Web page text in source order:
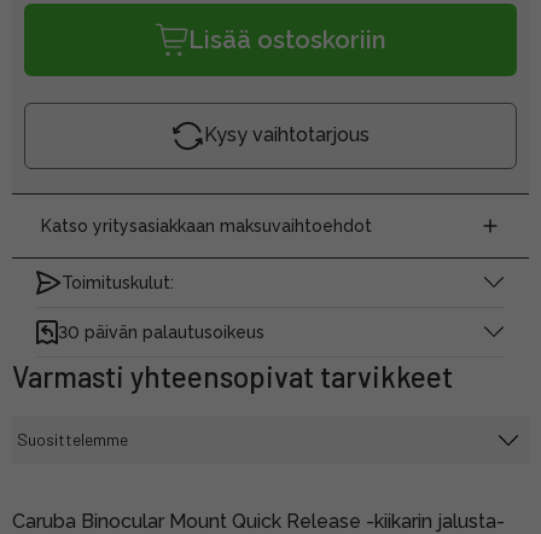
Lisää ostoskoriin
Kysy vaihtotarjous
Katso yritysasiakkaan maksuvaihtoehdot
Toimituskulut:
30 päivän palautusoikeus
Varmasti yhteensopivat tarvikkeet
Caruba Binocular Mount Quick Release -kiikarin jalusta-